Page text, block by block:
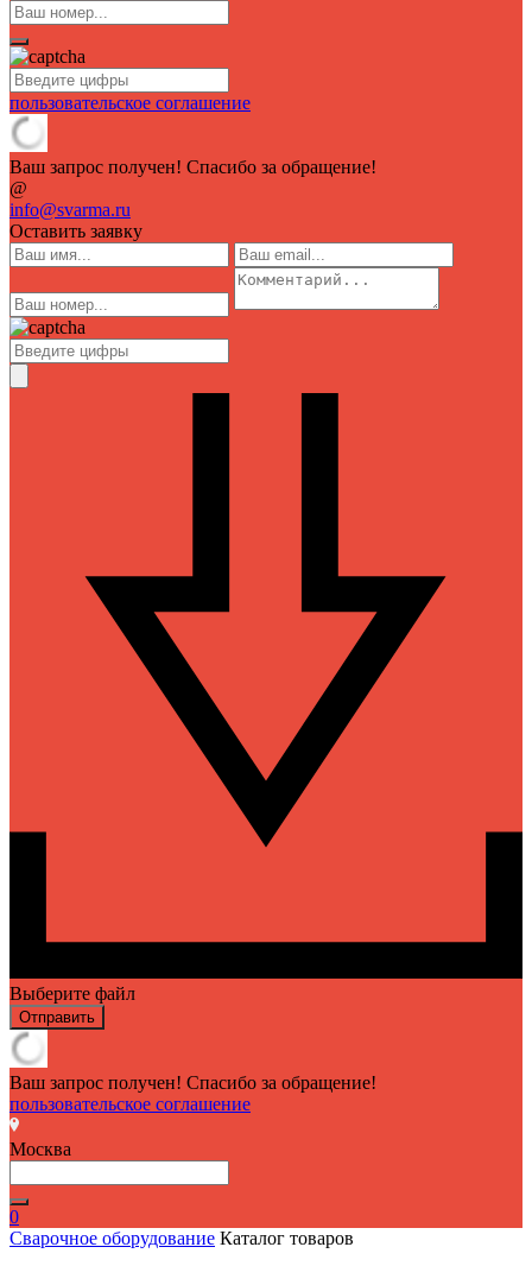
пользовательское соглашение
Ваш запрос получен! Спасибо за обращение!
@
info@svarma.ru
Оставить заявку
Выберите файл
Отправить
Ваш запрос получен! Спасибо за обращение!
пользовательское соглашение
Москва
0
Сварочное оборудование Каталог товаров